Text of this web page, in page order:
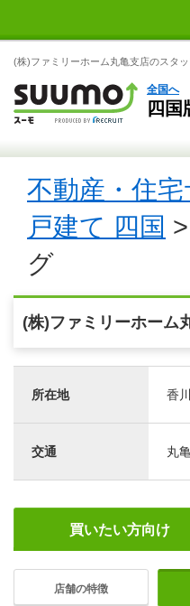
(株)ファミリーホーム丸亀支店のスタ
全国へ
四国
不動産・住
戸建て 四国 >
グ
(株)ファミリーホーム
所在地 香
交通 丸
買いたい方向け
店舗の特徴